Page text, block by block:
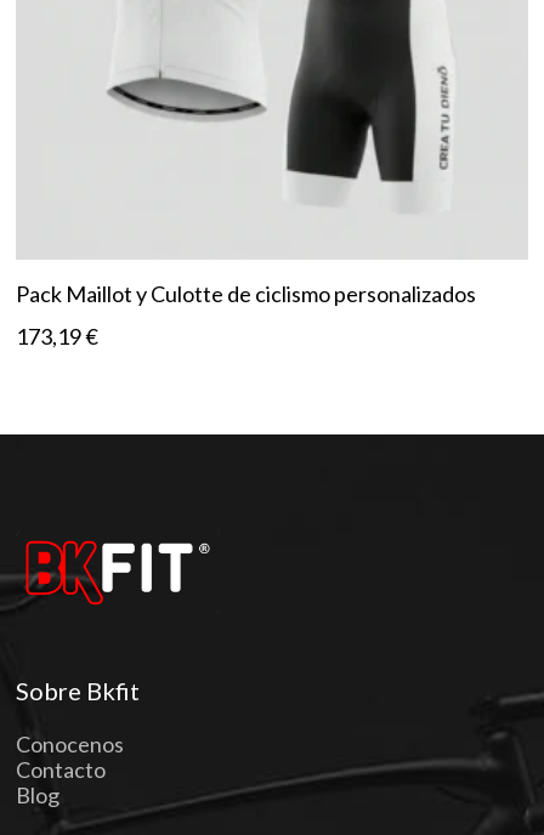
Pack Maillot y Culotte de ciclismo personalizados
173,19€
Sobre Bkfit
Conocenos
Contacto
Blog